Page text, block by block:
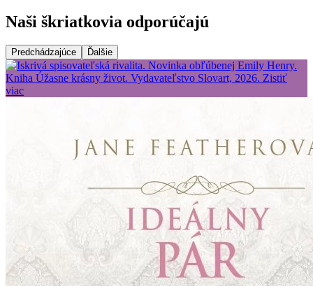
Naši škriatkovia odporúčajú
Predchádzajúce Ďalšie